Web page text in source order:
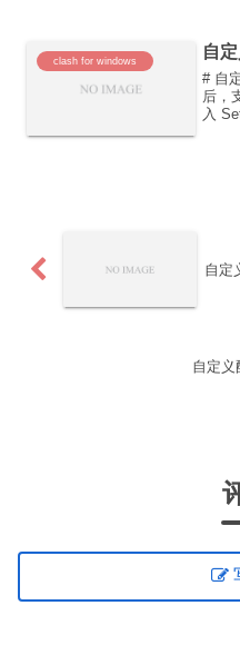
clash for windows 自
# 自
后，
入
自定
自定义